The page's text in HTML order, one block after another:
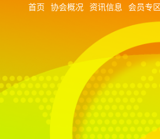
首页 协会概况 资讯信息 会员专区